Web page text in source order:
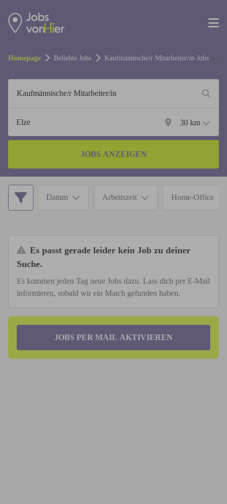
Homepage Beliebte Jobs Kaufmännische/r Mitarbeiter/in Jobs in
30 km
JOBS ANZEIGEN
Datum Arbeitszeit Home-Office
Es passt gerade leider kein Job zu deiner
Suche.
Es kommen jeden Tag neue Jobs dazu. Lass dich per E-Mail
informieren, sobald wir ein Match gefunden haben.
JOBS PER MAIL AKTIVIEREN